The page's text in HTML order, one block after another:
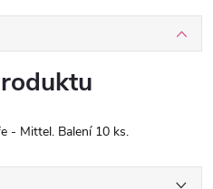
- Mittel. Balení 10 ks.